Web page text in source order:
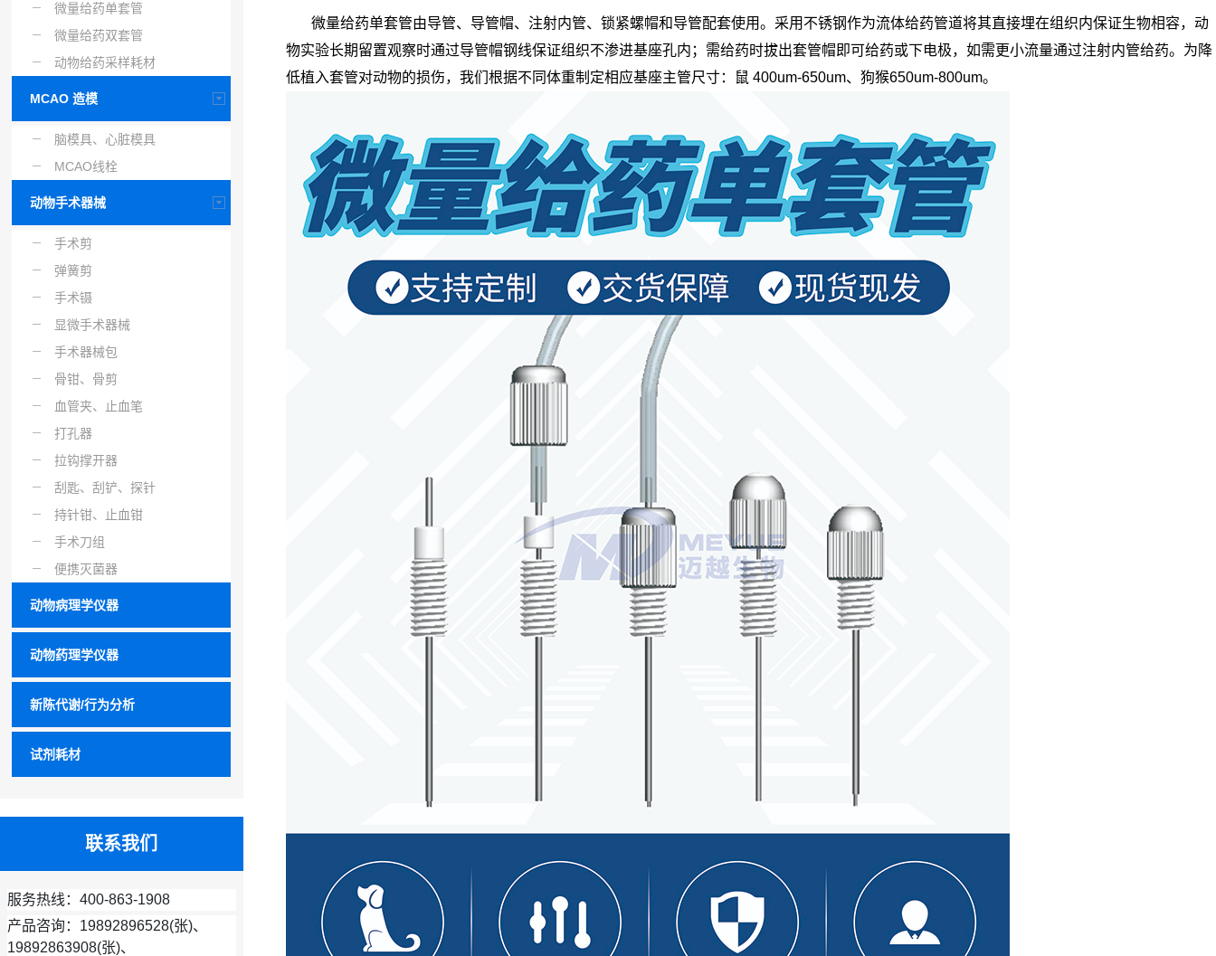
微量给药单套管
微量给药双套管
动物给药采样耗材
MCAO 造模
脑模具、心脏模具
MCAO线栓
动物手术器械
手术剪
弹簧剪
手术镊
显微手术器械
手术器械包
骨钳、骨剪
血管夹、止血笔
打孔器
拉钩撑开器
刮匙、刮铲、探针
持针钳、止血钳
手术刀组
便携灭菌器
动物病理学仪器
动物药理学仪器
新陈代谢/行为分析
试剂耗材
联系我们
服务热线：400-863-1908
产品咨询：19892896528(张)、
19892863908(张)、
微量给药单套管由导管、导管帽、注射内管、锁紧螺帽和导管配套使用。采用不锈钢作为流体给药管道将其直接埋在组织内保证生物相容，动
物实验长期留置观察时通过导管帽钢线保证组织不渗进基座孔内；需给药时拔出套管帽即可给药或下电极，如需更小流量通过注射内管给药。为降
低植入套管对动物的损伤，我们根据不同体重制定相应基座主管尺寸：鼠 400um-650um、狗猴650um-800um。